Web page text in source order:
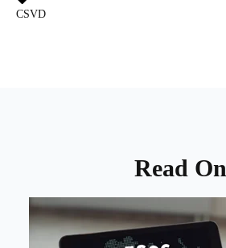
CSVD
Read On